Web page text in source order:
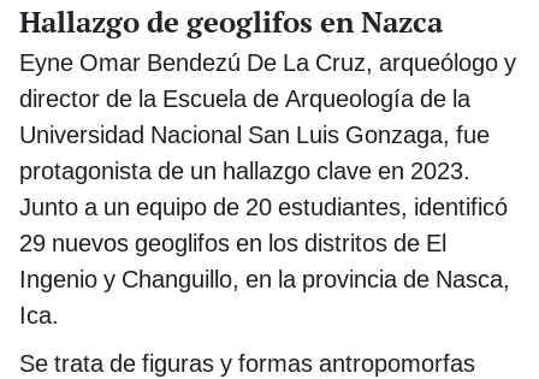
Hallazgo de geoglifos en Nazca
Eyne Omar Bendezú De La Cruz, arqueólogo y
director de la Escuela de Arqueología de la
Universidad Nacional San Luis Gonzaga, fue
protagonista de un hallazgo clave en 2023.
Junto a un equipo de 20 estudiantes, identificó
29 nuevos geoglifos en los distritos de El
Ingenio y Changuillo, en la provincia de Nasca,
Ica.
Se trata de figuras y formas antropomorfas